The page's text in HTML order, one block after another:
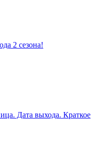
2 сезона!
Дата выхода. Краткое